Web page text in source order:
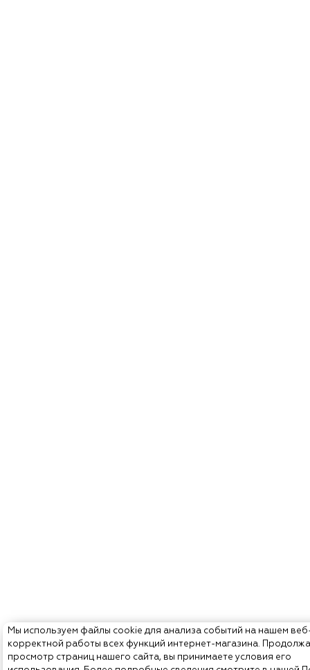
Мы используем файлы cookie для анализа событий на нашем
корректной работы всех функций интернет-магазина.
просмотр страниц нашего сайта, вы принимаете условия его